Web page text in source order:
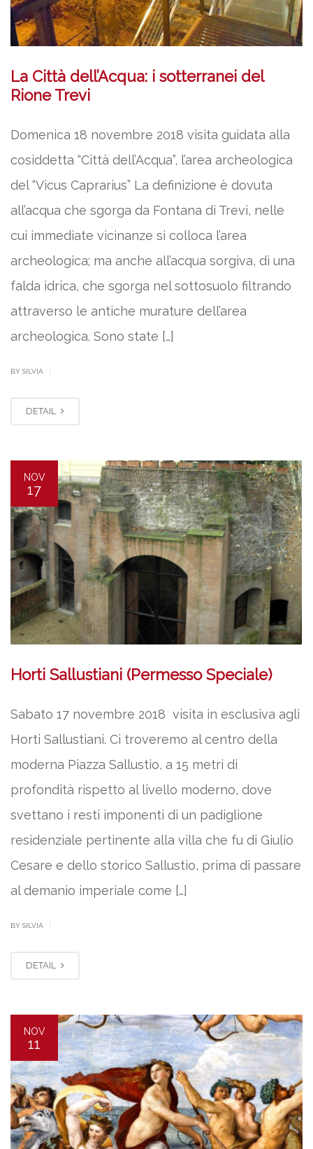
La Città dell’Acqua: i sotterranei del
Rione Trevi
Domenica 18 novembre 2018 visita guidata alla
cosiddetta “Città dell’Acqua”, l’area archeologica
del “Vicus Caprarius” La definizione è dovuta
all’acqua che sgorga da Fontana di Trevi, nelle
cui immediate vicinanze si colloca l’area
archeologica; ma anche all’acqua sorgiva, di una
falda idrica, che sgorga nel sottosuolo filtrando
attraverso le antiche murature dell’area
archeologica. Sono state […]
BY SILVIA
DETAIL
NOV
17
Horti Sallustiani (Permesso Speciale)
Sabato 17 novembre 2018 visita in esclusiva agli
Horti Sallustiani. Ci troveremo al centro della
moderna Piazza Sallustio, a 15 metri di
profondità rispetto al livello moderno, dove
svettano i resti imponenti di un padiglione
residenziale pertinente alla villa che fu di Giulio
Cesare e dello storico Sallustio, prima di passare
al demanio imperiale come […]
BY SILVIA
DETAIL
NOV
11